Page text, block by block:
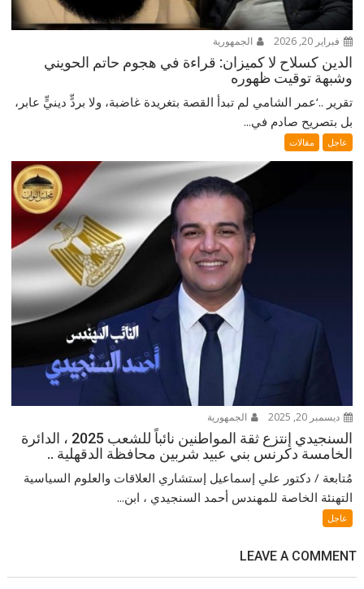
فبراير 20, 2026 الجمهورية
الدين كسلاح لا كميزان: قراءة في هجوم حاتم الحويني
وشبهة توقيت ظهوره
تقرير ..‘عمر الشامي لم تبدأ القصة بتغريدة غاضبة، ولا بردٍّ دينيٍّ عابر،
بل بتصريح صادم في...
عاجل مقالات
ديسمبر 20, 2025 الجمهورية
السنجيدي إنتزع ثقة المواطنين نائباً للشعب 2025 ، الدائرة
الخامسة دكرنس بني عبيد شربين محافظة الدقهلية ..
مُتابعة / دكتور علي إسماعيل إستشاري العلاقات والعلوم السياسية
التهنئة الخاصة للمهندس أحمد السنجيدي ، ابن...
عاجل
LEAVE A COMMENT